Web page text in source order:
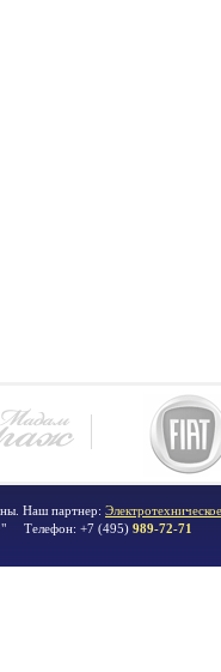
Наш партнер:
Телефон: +7 (495) 989-72-71